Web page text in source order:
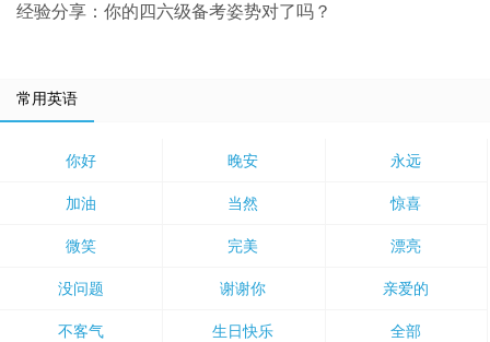
经验分享：你的四六级备考姿势对了吗？
常用英语
你好 晚安 永远
加油 当然 惊喜
微笑 完美 漂亮
没问题 谢谢你 亲爱的
不客气 生日快乐 全部